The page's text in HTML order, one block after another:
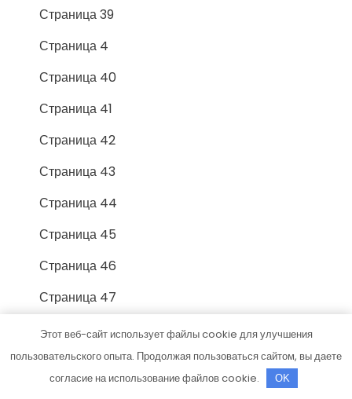
Страница 39
Страница 4
Страница 40
Страница 41
Страница 42
Страница 43
Страница 44
Страница 45
Страница 46
Страница 47
Страница 48
Страница 49
Этот веб-сайт использует файлы cookie для улучшения
пользовательского опыта. Продолжая пользоваться сайтом, вы даете
согласие на использование файлов cookie.
OK